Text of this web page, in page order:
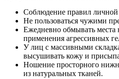
Соблюдение правил
Не пользоваться чужими
Ежедневно обмывать места
применения агрессивных
У лиц с массивными
высушивать кожу и
Ношение просторного
из натуральных тканей.